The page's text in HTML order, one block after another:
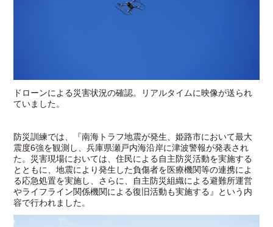
ドローンによる災害状況の確認。リアルタイムに映像が送られ
ていました。
防災訓練では、『南海トラフ地震が発生、姫路市において最大
震度6強を観測し、兵庫県瀬戸内海沿岸に津波警報が発表され
た。災害現場においては、住民による自主防災活動を実施する
とともに、地震により発生した負傷者を医療機関等の連携によ
る応急処置を実施し、さらに、自主防災組織による避難所運営
やライフライン関係機関による復旧活動も実施する』という内
容で行われました。